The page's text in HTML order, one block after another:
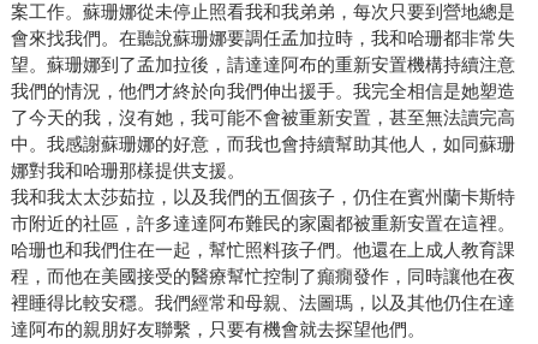
案工作。蘇珊娜從未停止照看我和我弟弟，每次只要到營地總是
會來找我們。在聽說蘇珊娜要調任孟加拉時，我和哈珊都非常失
望。蘇珊娜到了孟加拉後，請達達阿布的重新安置機構持續注意
我們的情況，他們才終於向我們伸出援手。我完全相信是她塑造
了今天的我，沒有她，我可能不會被重新安置，甚至無法讀完高
中。我感謝蘇珊娜的好意，而我也會持續幫助其他人，如同蘇珊
娜對我和哈珊那樣提供支援。
我和我太太莎茹拉，以及我們的五個孩子，仍住在賓州蘭卡斯特
市附近的社區，許多達達阿布難民的家園都被重新安置在這裡。
哈珊也和我們住在一起，幫忙照料孩子們。他還在上成人教育課
程，而他在美國接受的醫療幫忙控制了癲癇發作，同時讓他在夜
裡睡得比較安穩。我們經常和母親、法圖瑪，以及其他仍住在達
達阿布的親朋好友聯繫，只要有機會就去探望他們。